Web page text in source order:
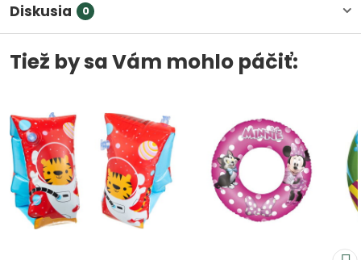
Diskusia 0
Tiež by sa Vám mohlo páčiť: